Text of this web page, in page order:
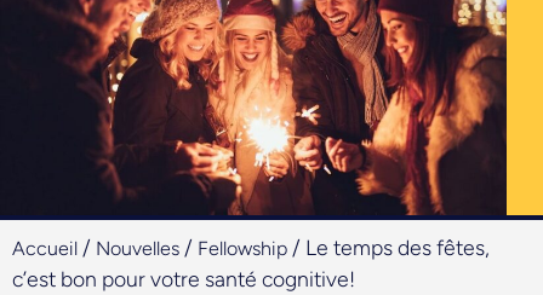
Accueil / Nouvelles / Fellowship / Le temps des fêtes,
c’est bon pour votre santé cognitive!